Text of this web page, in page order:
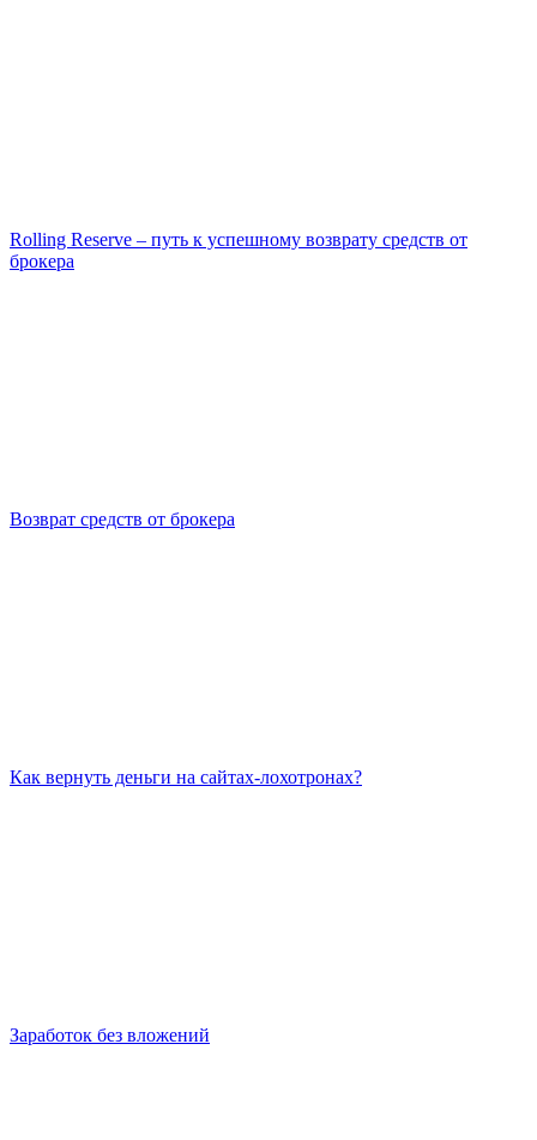
Rolling Reserve – путь к успешному возврату средств от
брокера
Возврат средств от брокера
Как вернуть деньги на сайтах-лохотронах?
Заработок без вложений